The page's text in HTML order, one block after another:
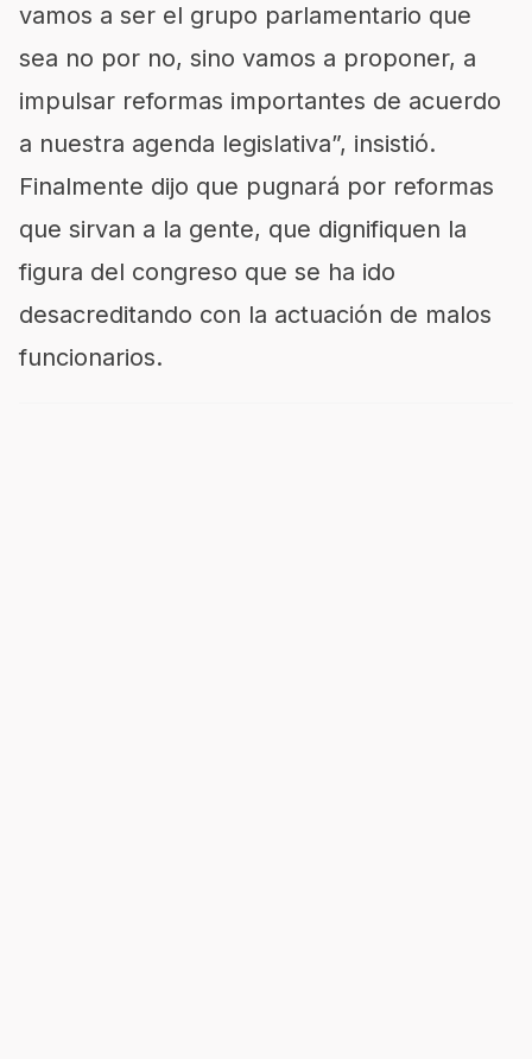
vamos a ser el grupo parlamentario que
sea no por no, sino vamos a proponer, a
impulsar reformas importantes de acuerdo
a nuestra agenda legislativa”, insistió.
Finalmente dijo que pugnará por reformas
que sirvan a la gente, que dignifiquen la
figura del congreso que se ha ido
desacreditando con la actuación de malos
funcionarios.